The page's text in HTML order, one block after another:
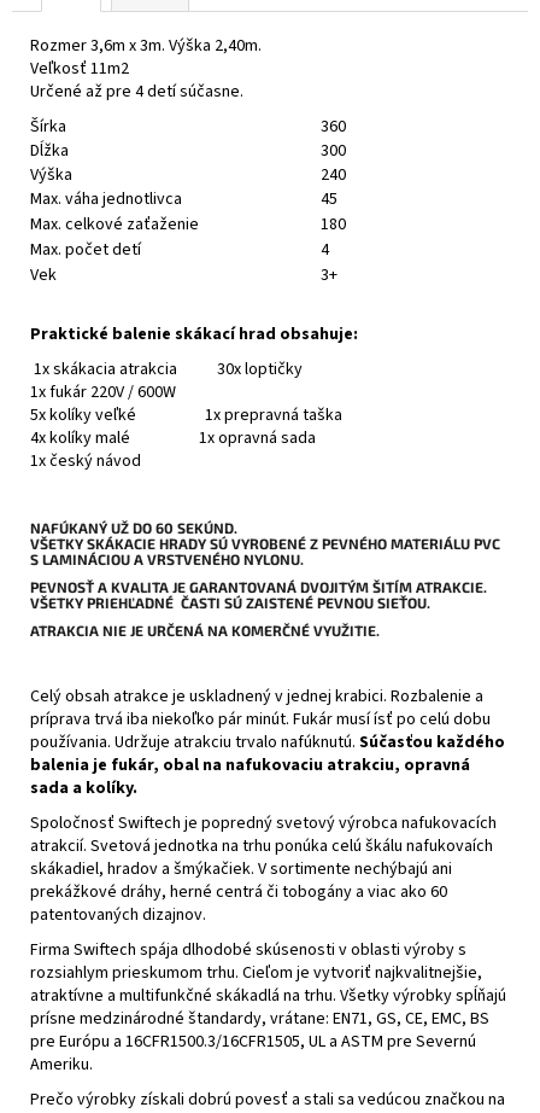
Rozmer 3,6m x 3m. Výška 2,40m.
Veľkosť 11m2
Určené až pre 4 detí súčasne.
Šírka
360
Dĺžka
300
Výška
240
Max. váha jednotlivca
45
Max. celkové zaťaženie
180
Max. počet detí
4
Vek
3+
Praktické balenie skákací hrad obsahuje:
1x skákacia atrakcia 30x loptičky
1x fukár 220V / 600W
5x kolíky veľké 1x prepravná taška
4x kolíky malé 1x opravná sada
1x český návod
NAFÚKANÝ UŽ DO 60 SEKÚND.
VŠETKY SKÁKACIE HRADY SÚ VYROBENÉ Z PEVNÉHO MATERIÁLU PVC
S LAMINÁCIOU A VRSTVENÉHO NYLONU.
PEVNOSŤ A KVALITA JE GARANTOVANÁ DVOJITÝM ŠITÍM ATRAKCIE.
VŠETKY PRIEHĽADNÉ ČASTI SÚ ZAISTENÉ PEVNOU SIEŤOU.
ATRAKCIA NIE JE URČENÁ NA KOMERČNÉ VYUŽITIE.
Celý obsah atrakce je uskladnený v jednej krabici. Rozbalenie a
príprava trvá iba niekoľko pár minút. Fukár musí ísť po celú dobu
používania. Udržuje atrakciu trvalo nafúknutú. Súčasťou každého
balenia je fukár, obal na nafukovaciu atrakciu, opravná
sada a kolíky.
Spoločnosť Swiftech je popredný svetový výrobca nafukovacích
atrakcií. Svetová jednotka na trhu ponúka celú škálu nafukovaích
skákadiel, hradov a šmýkačiek. V sortimente nechýbajú ani
prekážkové dráhy, herné centrá či tobogány a viac ako 60
patentovaných dizajnov.
Firma Swiftech spája dlhodobé skúsenosti v oblasti výroby s
rozsiahlym prieskumom trhu. Cieľom je vytvoriť najkvalitnejšie,
atraktívne a multifunkčné skákadlá na trhu. Všetky výrobky spĺňajú
prísne medzinárodné štandardy, vrátane: EN71, GS, CE, EMC, BS
pre Európu a 16CFR1500.3/16CFR1505, UL a ASTM pre Severnú
Ameriku.
Prečo výrobky získali dobrú povesť a stali sa vedúcou značkou na